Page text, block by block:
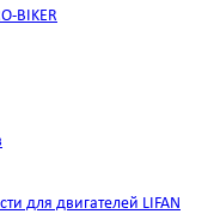
BIKER
для двигателей LIFAN